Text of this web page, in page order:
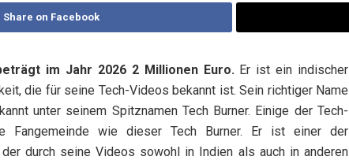
Share on Facebook
im Jahr 2026 2 Millionen Euro.Er ist ein indischer
die für seine Tech-Videos bekannt ist. Sein richtiger Name
unter seinem Spitznamen Tech Burner. Einige der Tech-
Fangemeinde wie dieser Tech Burner. Er ist einer der
durch seine Videos sowohl in Indien als auch in anderen